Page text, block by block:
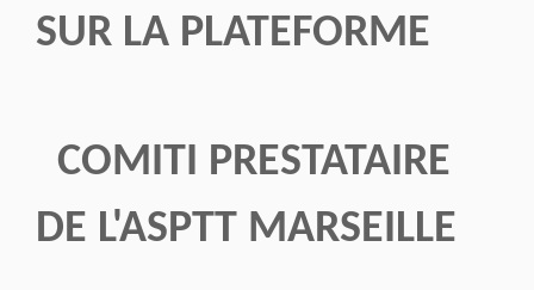
SUR LA PLATEFORME
COMITI PRESTATAIRE
DE L'ASPTT MARSEILLE